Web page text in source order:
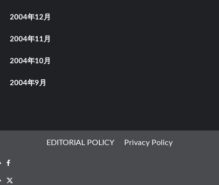
2004年12月
2004年11月
2004年10月
2004年9月
EDITORIAL POLICY Privacy Policy
Facebook
X